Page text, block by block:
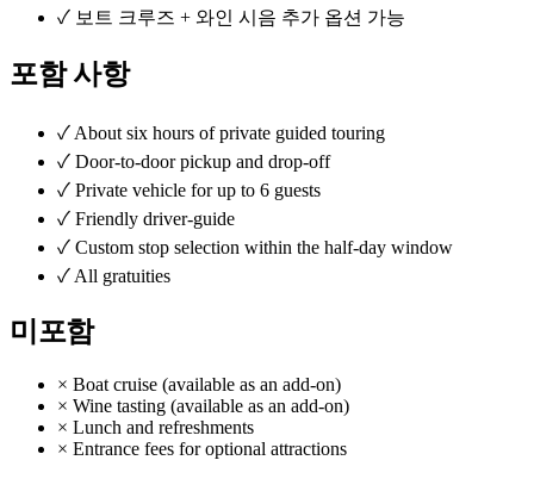
✓ 보트 크루즈 + 와인 시음 추가 옵션 가능
포함 사항
✓ About six hours of private guided touring
✓ Door-to-door pickup and drop-off
✓ Private vehicle for up to 6 guests
✓ Friendly driver-guide
✓ Custom stop selection within the half-day window
✓ All gratuities
미포함
× Boat cruise (available as an add-on)
× Wine tasting (available as an add-on)
× Lunch and refreshments
× Entrance fees for optional attractions